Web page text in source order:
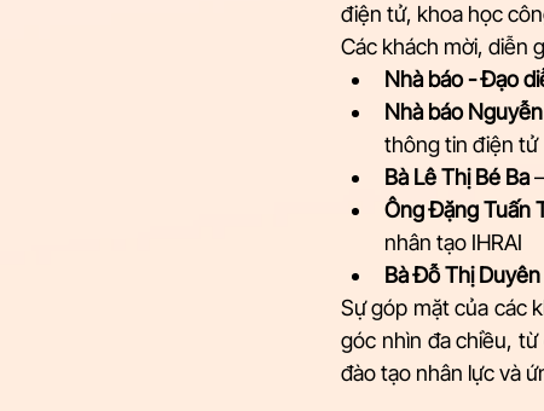
điện tử, khoa học
Các khách mời, diễn
Nhà báo - Đạo
Nhà báo
thông tin điện tử
Bà Lê Thị Bé Ba
Ông Đặng Tuấn
nhân tạo IHRAI
Bà Đỗ Thị Duyên
Sự góp mặt của các
góc nhìn đa chiều,
đào tạo nhân lực và